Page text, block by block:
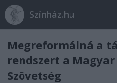
Színház.hu
Megreformálná a
rendszert a Magyar
Szövetség